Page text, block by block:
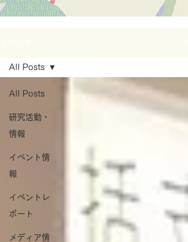
All Posts
研究活動・
情報
イベント情
報
イベントレ
ポート
メディア情
All Posts